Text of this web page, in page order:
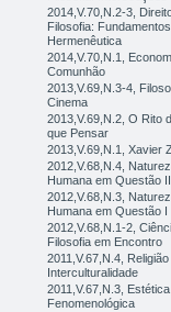
2014,V.70,N.2-3,
Filosofia:
Hermenêutica
2014,V.70,N.1,
Comunhão
2013,V.69,N.3-4,
Cinema
2013,V.69,N.2, O Rito
que Pensar
2013,V.69,N.1, Xavier
2012,V.68,N.4,
Humana em Questão II
2012,V.68,N.3,
Humana em Questão I
2012,V.68,N.1-2,
Filosofia em Encontro
2011,V.67,N.4, Religião
Interculturalidade
2011,V.67,N.3, Estética
Fenomenológica